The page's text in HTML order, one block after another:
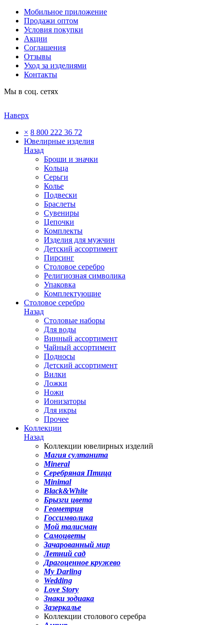
Мобильное приложение
Продажи оптом
Условия покупки
Акции
Соглашения
Отзывы
Уход за изделиями
Контакты
Мы в соц. сетях
Наверх
× 8 800 222 36 72
Ювелирные изделия
Назад
Броши и значки
Кольца
Серьги
Колье
Подвески
Браслеты
Сувениры
Цепочки
Комплекты
Изделия для мужчин
Детский ассортимент
Пирсинг
Столовое серебро
Религиозная символика
Упаковка
Комплектующие
Столовое серебро
Назад
Столовые наборы
Для воды
Винный ассортимент
Чайный ассортимент
Подносы
Детский ассортимент
Вилки
Ложки
Ножи
Ионизаторы
Для икры
Прочее
Коллекции
Назад
Коллекции ювелирных изделий
Магия султанита
Mineral
Серебряная Птица
Minimal
Black&White
Брызги цвета
Геометрия
Госсимволика
Мой талисман
Самоцветы
Зачарованный мир
Летний сад
Драгоценное кружево
My Darling
Wedding
Love Story
Знаки зодиака
Зазеркалье
Коллекции столового серебра